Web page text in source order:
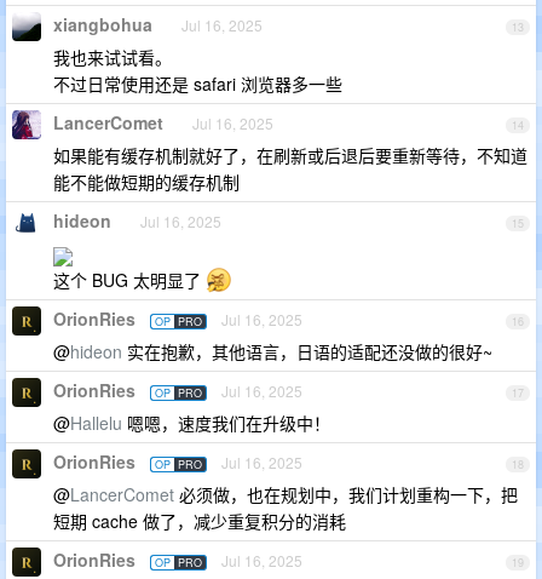
13
xiangbohua Jul 16, 2025
我也来试试看。
不过日常使用还是 safari 浏览器多一些
14
LancerComet Jul 16, 2025
如果能有缓存机制就好了，在刷新或后退后要重新等待，不知道
能不能做短期的缓存机制
15
hideon Jul 16, 2025
这个 BUG 太明显了
16
OrionRies OP PRO Jul 16, 2025
@hideon 实在抱歉，其他语言，日语的适配还没做的很好~
17
OrionRies OP PRO Jul 16, 2025
@Hallelu 嗯嗯，速度我们在升级中！
18
OrionRies OP PRO Jul 16, 2025
@LancerComet 必须做，也在规划中，我们计划重构一下，把
短期 cache 做了，减少重复积分的消耗
19
OrionRies OP PRO Jul 16, 2025